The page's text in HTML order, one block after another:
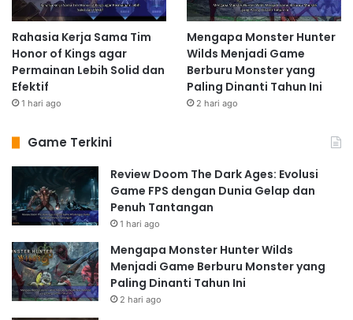
Rahasia Kerja Sama Tim
Honor of Kings agar
Permainan Lebih Solid dan
Efektif
1 hari ago
Mengapa Monster Hunter
Wilds Menjadi Game
Berburu Monster yang
Paling Dinanti Tahun Ini
2 hari ago
Game Terkini
Review Doom The Dark Ages: Evolusi
Game FPS dengan Dunia Gelap dan
Penuh Tantangan
1 hari ago
Mengapa Monster Hunter Wilds
Menjadi Game Berburu Monster yang
Paling Dinanti Tahun Ini
2 hari ago